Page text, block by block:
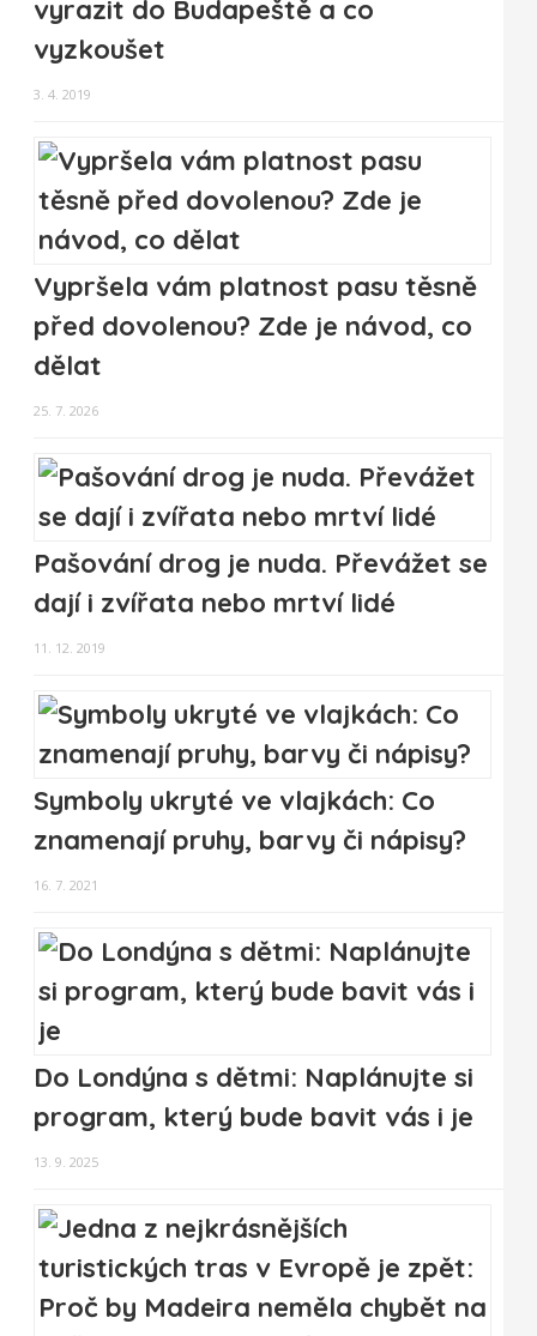
vyrazit do Budapeště a co
vyzkoušet
3. 4. 2019
Vypršela vám platnost pasu těsně
před dovolenou? Zde je návod, co
dělat
25. 7. 2026
Pašování drog je nuda. Převážet se
dají i zvířata nebo mrtví lidé
11. 12. 2019
Symboly ukryté ve vlajkách: Co
znamenají pruhy, barvy či nápisy?
16. 7. 2021
Do Londýna s dětmi: Naplánujte si
program, který bude bavit vás i je
13. 9. 2025